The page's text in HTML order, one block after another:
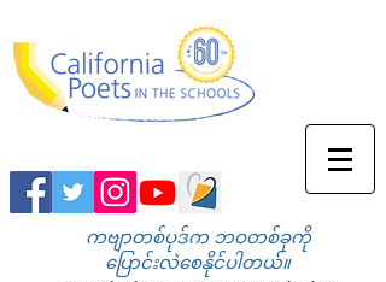
ကဗျာတစ်ပုဒ်က ဘဝတစ်ခုကို
ပြောင်းလဲစေနိုင်ပါတယ်။